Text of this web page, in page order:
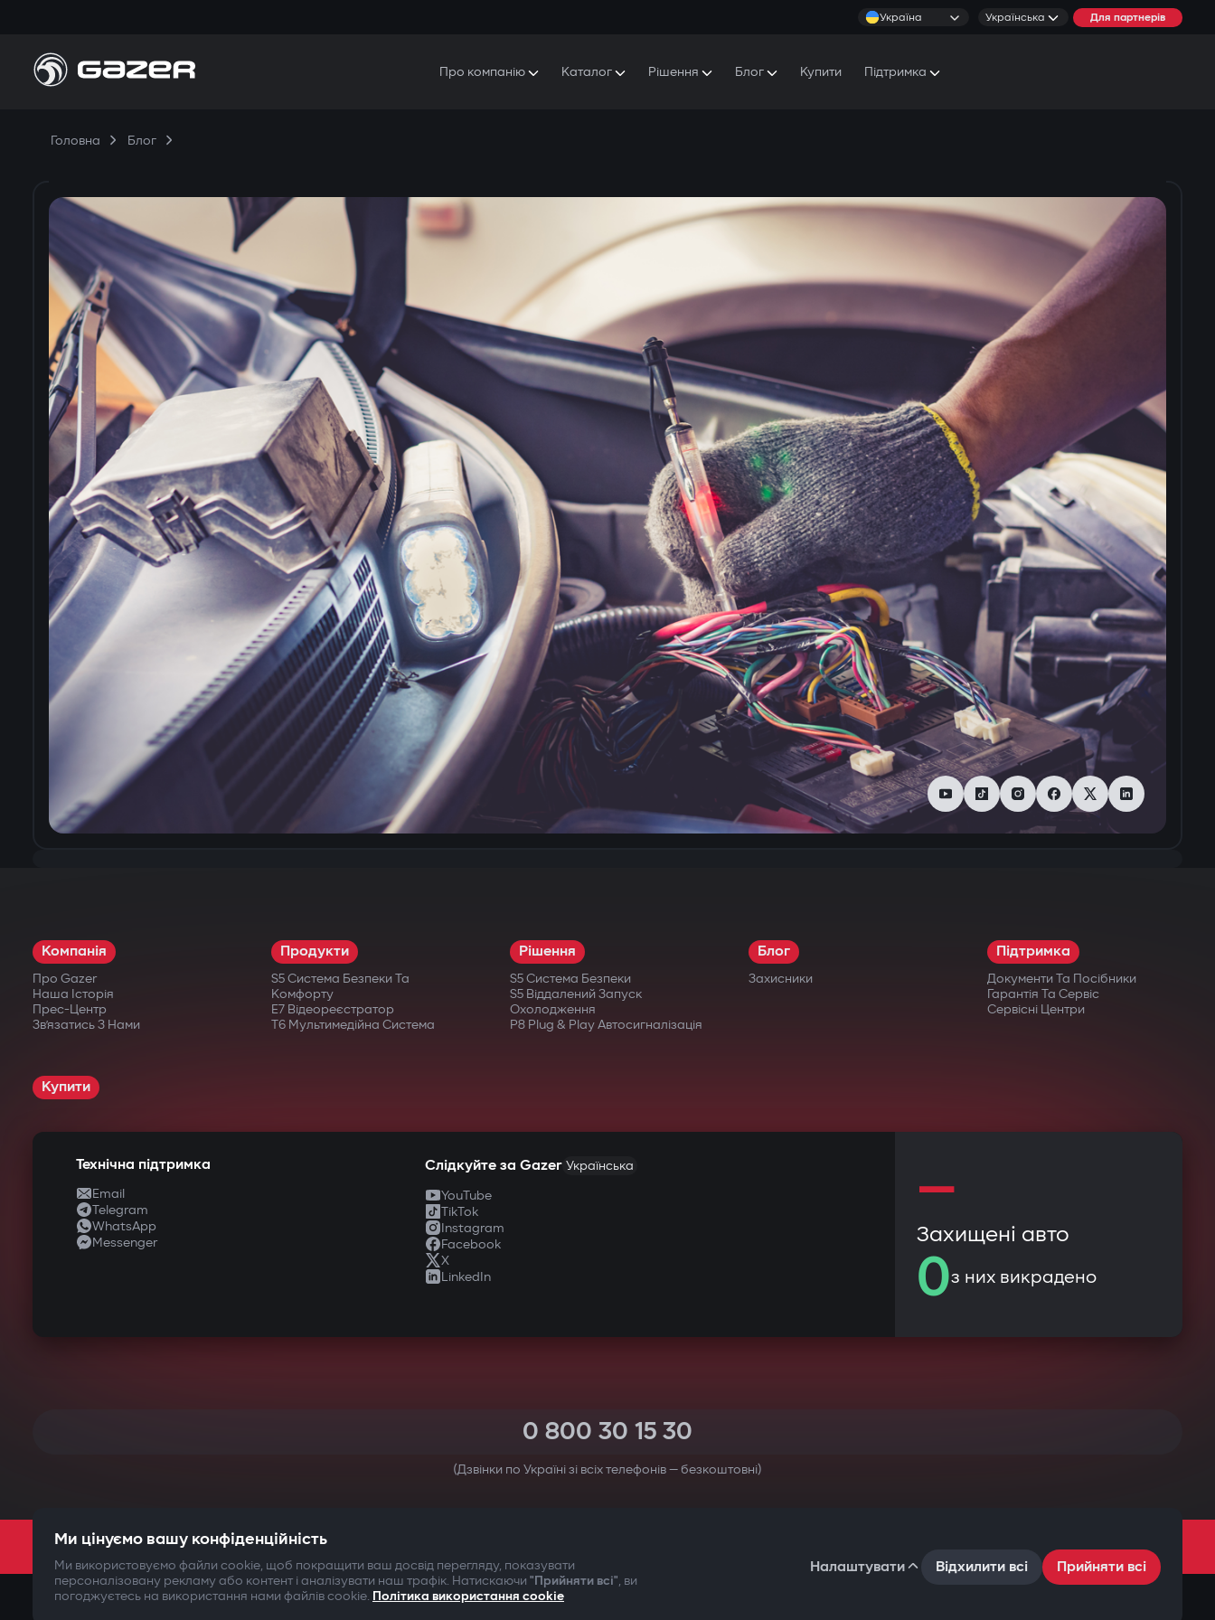
Україна Українська Для партнерів
Про компанію
Контакти
Каталог Рішення Блог Купити Підтримка
Головна Блог
Компанія
Про Gazer
Наша Історія
Прес-Центр
Зв’язатись З Нами
Продукти
S5 Система Безпеки Та
Комфорту
E7 Відеореєстратор
T6 Мультимедійна Система
Рішення
S5 Система Безпеки
S5 Віддалений Запуск
Охолодження
P8 Plug & Play Автосигналізація
Блог
Захисники
Підтримка
Документи Та Посібники
Гарантія Та Сервіс
Сервісні Центри
Купити
Технічна підтримка
Email
Telegram
WhatsApp
Messenger
Слідкуйте за Gazer Українська
YouTube
TikTok
Instagram
Facebook
X
LinkedIn
—
Захищені авто
0з них викрадено
0 800 30 15 30
(Дзвінки по Україні зі всіх телефонів — безкоштовні)
©2009-2026Gazer Limited (UK) All rights reserved
Ми цінуємо вашу конфіденційність
Ми використовуємо файли cookie, щоб покращити ваш досвід перегляду, показувати
персоналізовану рекламу або контент і аналізувати наш трафік. Натискаючи "Прийняти всі", ви
погоджуєтесь на використання нами файлів cookie. Політика використання cookie
Налаштувати Відхилити всі Прийняти всі